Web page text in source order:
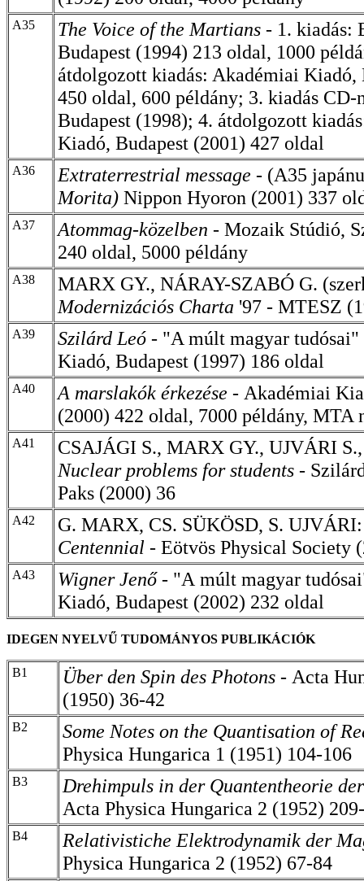
A35 The Voice of the Martians - 1. kiadás:
Budapest (1994) 213 oldal, 1000
átdolgozott kiadás: Akadémiai Kiadó,
450 oldal, 600 példány; 3. kiadás
Budapest (1998); 4. átdolgozott
Kiadó, Budapest (2001) 427 oldal
A36 Extraterrestrial message - (A35
Morita) Nippon Hyoron (2001) 337
A37 Atommag-közelben - Mozaik Stúdió,
240 oldal, 5000 példány
A38
MARX GY., NÁRAY-SZABÓ G.
Modernizációs Charta '97 - MTESZ
A39 Szilárd Leó - "A múlt magyar
Kiadó, Budapest (1997) 186 oldal
A40 A marslakók érkezése - Akadémiai
(2000) 422 oldal, 7000 példány, MTA
A41
CSAJÁGI S., MARX GY., UJVÁRI
Nuclear problems for students -
Paks (2000) 36
A42
G. MARX, CS. SÜKÖSD, S.
Centennial - Eötvös Physical Society
A43 Wigner Jenő - "A múlt magyar
Kiadó, Budapest (2002) 232 oldal
IDEGEN NYELVŰ TUDOMÁNYOS PUBLIKÁCIÓK
B1 Über den Spin des Photons - Acta
(1950) 36-42
B2
Some Notes on the Quantisation of
Physica Hungarica 1 (1951) 104-106
B3
Drehimpuls in der Quantentheorie
Acta Physica Hungarica 2 (1952)
B4
Relativistiche Elektrodynamik der
Physica Hungarica 2 (1952) 67-84